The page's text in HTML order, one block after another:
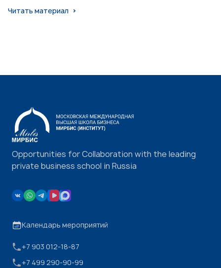
Читать материал
Opportunities for Collaboration with the leading
private business school in Russia
Календарь мероприятий
+7 903 012-18-87
+7 499 290-90-99